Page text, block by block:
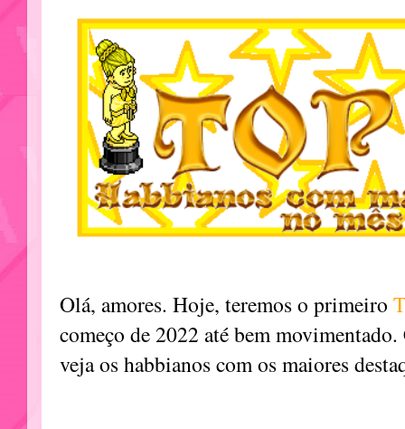
Olá, amores. Hoje, teremos o primeiro
começo de 2022 até bem
veja os habbianos com os maiores